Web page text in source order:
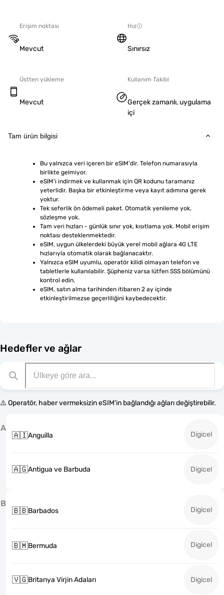
Erişim noktası
Mevcut
Hız
Sınırsız
Üstten yükleme
Mevcut
Kullanım Takibi
Gerçek zamanlı, uygulama
içi
Tam ürün bilgisi
Bu yalnızca veri içeren bir eSIM'dir. Telefon numarasıyla
birlikte gelmiyor.
eSIM'i indirmek ve kullanmak için QR kodunu taramanız
yeterlidir. Başka bir etkinleştirme veya kayıt adımına gerek
yoktur.
Tek seferlik ön ödemeli paket. Otomatik yenileme yok,
sözleşme yok.
Tam veri hızları - günlük sınır yok, kısıtlama yok. Mobil erişim
noktası desteklenmektedir.
eSIM, uygun ülkelerdeki büyük yerel mobil ağlara 4G LTE
hızlarıyla otomatik olarak bağlanacaktır.
Yalnızca eSIM uyumlu, operatör kilidi olmayan telefon ve
tabletlerle kullanılabilir. Şüpheniz varsa lütfen SSS bölümünü
kontrol edin.
eSIM, satın alma tarihinden itibaren 2 ay içinde
etkinleştirilmezse geçerliliğini kaybedecektir.
Hedefler ve ağlar
⚠️ Operatör, haber vermeksizin eSIM'in bağlandığı ağları değiştirebilir.
A
🇦🇮Anguilla Digicel
🇦🇬Antigua ve Barbuda Digicel
B
🇧🇧Barbados Digicel
🇧🇲Bermuda Digicel
🇻🇬Britanya Virjin Adaları Digicel